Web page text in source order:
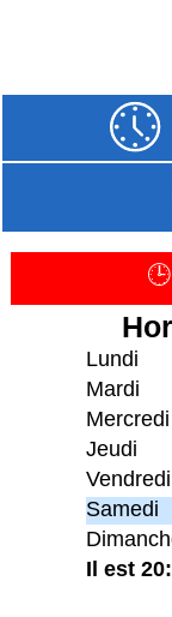
Lundi
Mardi
Mercredi
Jeudi
Vendredi
Samedi
Il est